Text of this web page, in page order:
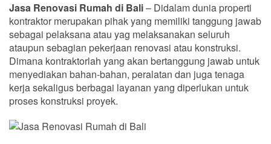
Jasa Renovasi Rumah di Bali– Didalam dunia properti
kontraktor merupakan pihak yang memiliki tanggung jawab
sebagai pelaksana atau yag melaksanakan seluruh
ataupun sebagian pekerjaan renovasi atau konstruksi.
Dimana kontraktorlah yang akan bertanggung jawab untuk
menyediakan bahan-bahan, peralatan dan juga tenaga
kerja sekaligus berbagai layanan yang diperlukan untuk
proses konstruksi proyek.